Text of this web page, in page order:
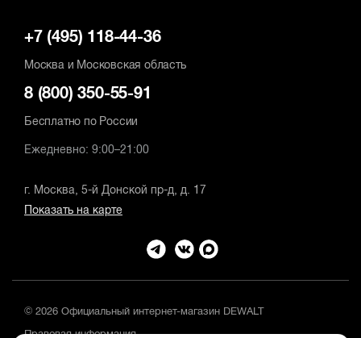
+7 (495) 118-44-36
Москва и Московская область
8 (800) 350-55-91
Бесплатно по России
Ежедневно: 9:00–21:00
г. Москва, 5-й Донской пр-д, д. 17
Показать на карте
© 2026 Официальный интернет-магазин DEWALT
Правовая информация